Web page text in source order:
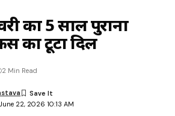
का 5 साल पुराना
का टूटा दिल
22, 2026 10:13 AM
2 Min Read